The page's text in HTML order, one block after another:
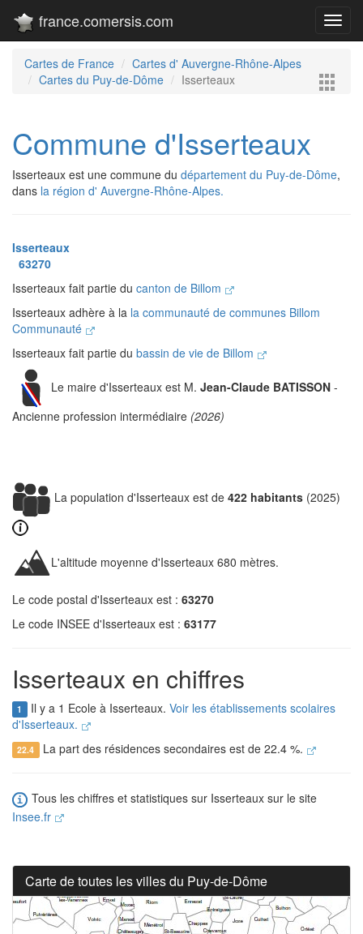
france.comersis.com
Cartes de France
Cartes d' Auvergne-Rhône-Alpes
Cartes du Puy-de-Dôme
Isserteaux
Commune d'Isserteaux
Isserteaux est une commune du département du Puy-de-Dôme,
dans la région d' Auvergne-Rhône-Alpes.
Isserteaux
63270
Isserteaux fait partie du canton de Billom
Isserteaux adhère à la la communauté de communes Billom
Communauté
Isserteaux fait partie du bassin de vie de Billom
Le maire d'Isserteaux est M. Jean-Claude BATISSON -
Ancienne profession intermédiaire (2026)
La population d'Isserteaux est de 422 habitants (2025)
L'altitude moyenne d'Isserteaux 680 mètres.
Le code postal d'Isserteaux est : 63270
Le code INSEE d'Isserteaux est : 63177
Isserteaux en chiffres
1 Il y a 1 Ecole à Isserteaux. Voir les établissements scolaires
d'Isserteaux.
22.4 La part des résidences secondaires est de 22.4 %.
Tous les chiffres et statistiques sur Isserteaux sur le site
Insee.fr
Carte de toutes les villes du Puy-de-Dôme